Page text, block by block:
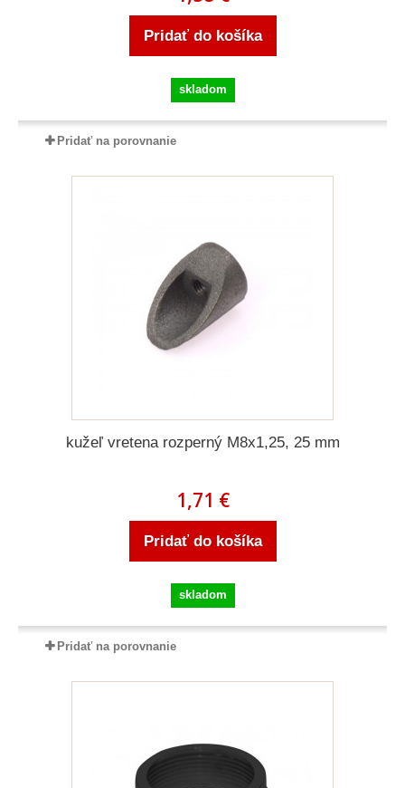
Pridať do košíka
skladom
Pridať na porovnanie
kužeľ vretena rozperný M8x1,25, 25 mm
1,71 €
Pridať do košíka
skladom
Pridať na porovnanie